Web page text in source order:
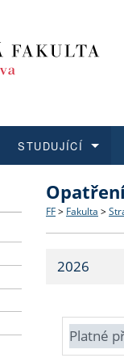
Struktura
Strategie
Fakultní
Co
Učitelské
STUDUJÍCÍ
O vědě a
Aktuální
FF > Fakulta >
2026
Platné